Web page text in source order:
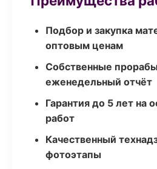
Подбор и закупка
оптовым ценам
Собственные
еженедельный отчёт
Гарантия до 5 лет на
работ
Качественный
фотоэтапы